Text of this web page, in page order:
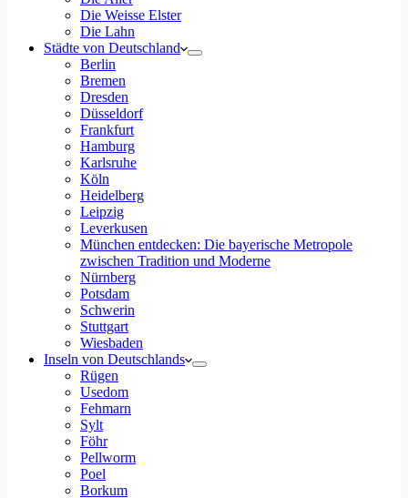
Die Weisse Elster
Die Lahn
Städte von Deutschland
Berlin
Bremen
Dresden
Düsseldorf
Frankfurt
Hamburg
Karlsruhe
Köln
Heidelberg
Leipzig
Leverkusen
München entdecken: Die bayerische Metropole
zwischen Tradition und Moderne
Nürnberg
Potsdam
Schwerin
Stuttgart
Wiesbaden
Inseln von Deutschlands
Rügen
Usedom
Fehmarn
Sylt
Föhr
Pellworm
Poel
Borkum